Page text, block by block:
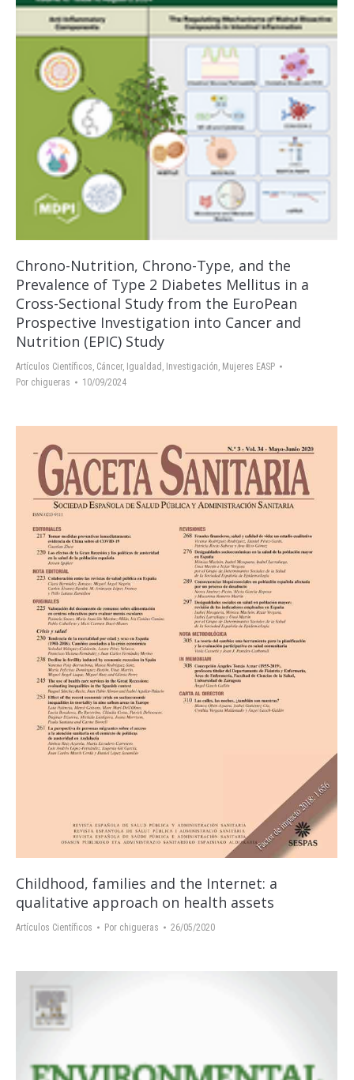
Chrono-Nutrition, Chrono-Type, and the
Prevalence of Type 2 Diabetes Mellitus in a
Cross-Sectional Study from the EuroPean
Prospective Investigation into Cancer and
Nutrition (EPIC) Study
Artículos Científicos, Cáncer, Igualdad , Investigación, Mujeres EASP
Por chigueras 10/09/2024
Childhood, families and the Internet: a
qualitative approach on health assets
Artículos Científicos Por chigueras 26/05/2020